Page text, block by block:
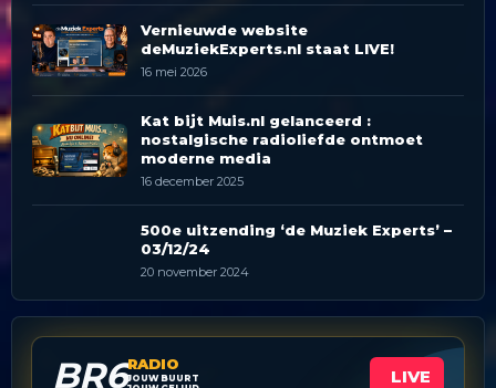
Vernieuwde website
deMuziekExperts.nl staat LIVE!
16 mei 2026
Kat bijt Muis.nl gelanceerd :
nostalgische radioliefde ontmoet
moderne media
16 december 2025
500e uitzending ‘de Muziek Experts’ –
03/12/24
20 november 2024
BR6RADIO
JOUW BUURT
LIVE